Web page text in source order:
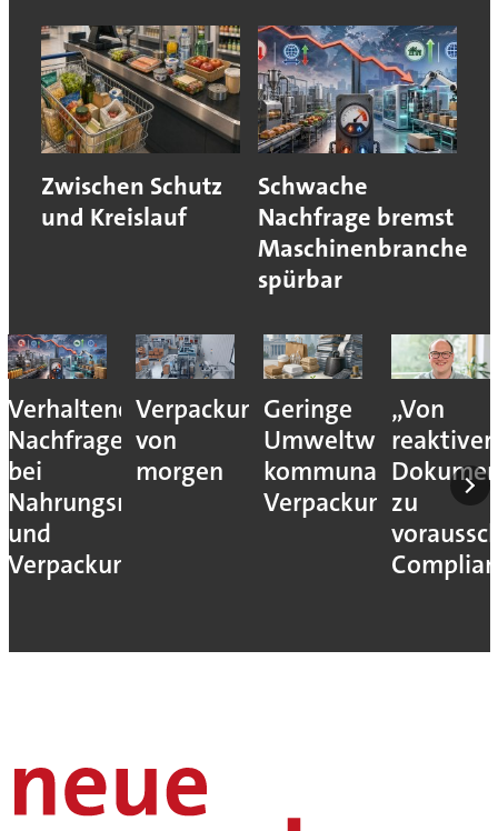
Zwischen Schutz
und Kreislauf
Schwache
Nachfrage bremst
Maschinenbranche
spürbar
Verhaltene
Nachfrage
bei
Nahrungsmittel-
und
Verpackungsmaschinen
Verpackungslogistik
von
morgen
Geringe
Umweltwirkung
kommunaler
Verpackungssteuern
„Von
reaktiver
zu